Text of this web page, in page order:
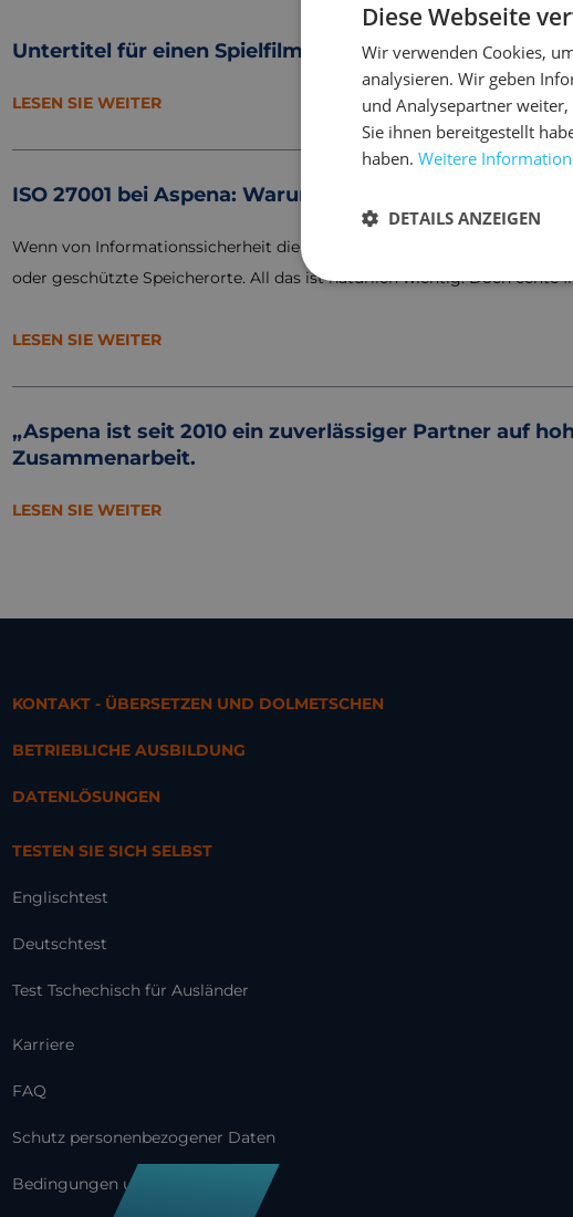
Untertitel für einen Spielfilm innerhalb von 48 Stunden
LESEN SIE WEITER
ISO 27001 bei Aspena: Warum
Wenn von Informationssicherheit die Rede ist, denken die meisten
oder geschützte Speicherorte. All das ist natürlich wichtig. Doch
LESEN SIE WEITER
„Aspena ist seit 2010 ein zuverlässiger Partner auf
Zusammenarbeit.
LESEN SIE WEITER
KONTAKT - ÜBERSETZEN UND DOLMETSCHEN
BETRIEBLICHE AUSBILDUNG
DATENLÖSUNGEN
TESTEN SIE SICH SELBST
Englischtest
Deutschtest
Test Tschechisch für Ausländer
Karriere
FAQ
Schutz personenbezogener Daten
Bedingungen und Konditionen
Diese Webseite
Wir verwenden Cookies,
analysieren. Wir geben
und Analysepartner
Sie ihnen bereitgestellt
haben. Weitere
DETAILS ANZEIGEN